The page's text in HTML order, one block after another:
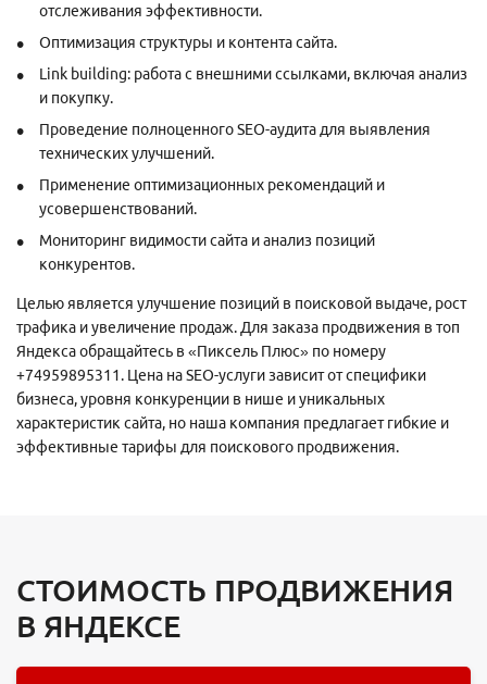
отслеживания эффективности.
Оптимизация структуры и контента сайта.
Link building: работа с внешними ссылками, включая анализ
и покупку.
Проведение полноценного SEO-аудита для выявления
технических улучшений.
Применение оптимизационных рекомендаций и
усовершенствований.
Мониторинг видимости сайта и анализ позиций
конкурентов.
Целью является улучшение позиций в поисковой выдаче, рост
трафика и увеличение продаж. Для заказа продвижения в топ
Яндекса обращайтесь в «Пиксель Плюс» по номеру
+74959895311. Цена на SEO-услуги зависит от специфики
бизнеса, уровня конкуренции в нише и уникальных
характеристик сайта, но наша компания предлагает гибкие и
эффективные тарифы для поискового продвижения.
СТОИМОСТЬ ПРОДВИЖЕНИЯ
В ЯНДЕКСЕ